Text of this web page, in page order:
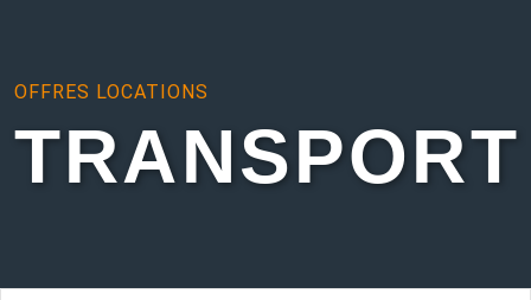
OFFRES LOCATIONS
TRANSPORT